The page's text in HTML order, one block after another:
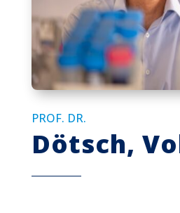
PROF. DR.
Dötsch,